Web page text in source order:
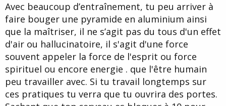
Avec beaucoup d’entraînement, tu peu arriver à
faire bouger une pyramide en aluminium ainsi
que la maîtriser, il ne s’agit pas du tous d'un effet
d'air ou hallucinatoire, il s'agit d'une force
souvent appeler la force de l'esprit ou force
spirituel ou encore energie . que l'être humain
peu travailler avec. Si tu travail longtemps sur
ces pratiques tu verra que tu ouvrira des portes.